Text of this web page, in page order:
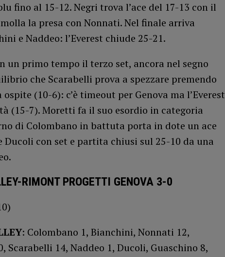
fino al 15-12. Negri trova l’ace del 17-13 con il
la presa con Nonnati. Nel finale arriva
e Naddeo: l’Everest chiude 25-21.
un primo tempo il terzo set, ancora nel segno
che Scarabelli prova a spezzare premendo
(10-6): c’è timeout per Genova ma l’Everest
(15-7). Moretti fa il suo esordio in categoria
di Colombano in battuta porta in dote un ace
Ducoli con set e partita chiusi sul 25-10 da una
RIMONT PROGETTI GENOVA 3-0
: Colombano 1, Bianchini, Nonnati 12,
Scarabelli 14, Naddeo 1, Ducoli, Guaschino 8,